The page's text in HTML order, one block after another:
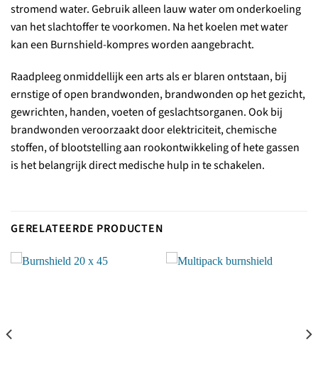
stromend water. Gebruik alleen lauw water om onderkoeling
van het slachtoffer te voorkomen. Na het koelen met water
kan een Burnshield-kompres worden aangebracht.
Raadpleeg onmiddellijk een arts als er blaren ontstaan, bij
ernstige of open brandwonden, brandwonden op het gezicht,
gewrichten, handen, voeten of geslachtsorganen. Ook bij
brandwonden veroorzaakt door elektriciteit, chemische
stoffen, of blootstelling aan rookontwikkeling of hete gassen
is het belangrijk direct medische hulp in te schakelen.
GERELATEERDE PRODUCTEN